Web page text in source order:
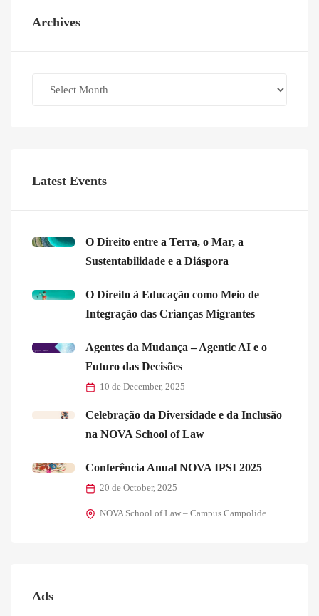
Archives
Latest Events
O Direito entre a Terra, o Mar, a
Sustentabilidade e a Diáspora
O Direito à Educação como Meio de
Integração das Crianças Migrantes
Agentes da Mudança – Agentic AI e o
Futuro das Decisões
10 de December, 2025
Celebração da Diversidade e da Inclusão
na NOVA School of Law
Conferência Anual NOVA IPSI 2025
20 de October, 2025
NOVA School of Law – Campus Campolide
Ads